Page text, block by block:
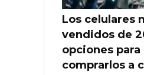
Los celulares
vendidos de
opciones para
comprarlos a